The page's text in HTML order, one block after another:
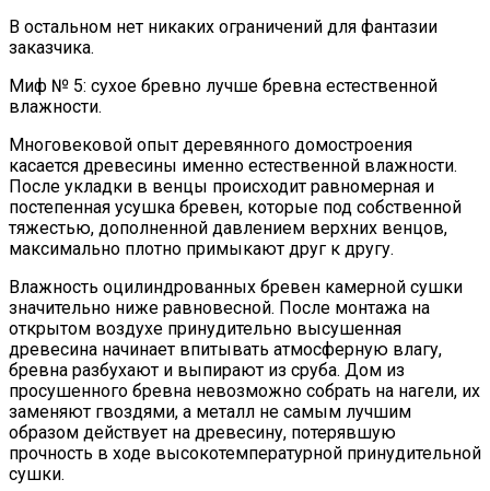
В остальном нет никаких ограничений для фантазии
заказчика.
Миф № 5: сухое бревно лучше бревна естественной
влажности.
Многовековой опыт деревянного домостроения
касается древесины именно естественной влажности.
После укладки в венцы происходит равномерная и
постепенная усушка бревен, которые под собственной
тяжестью, дополненной давлением верхних венцов,
максимально плотно примыкают друг к другу.
Влажность оцилиндрованных бревен камерной сушки
значительно ниже равновесной. После монтажа на
открытом воздухе принудительно высушенная
древесина начинает впитывать атмосферную влагу,
бревна разбухают и выпирают из сруба. Дом из
просушенного бревна невозможно собрать на нагели, их
заменяют гвоздями, а металл не самым лучшим
образом действует на древесину, потерявшую
прочность в ходе высокотемпературной принудительной
сушки.